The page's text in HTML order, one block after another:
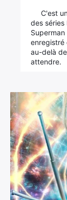
C'est
des séries
enregistré
au-delà
attendre.